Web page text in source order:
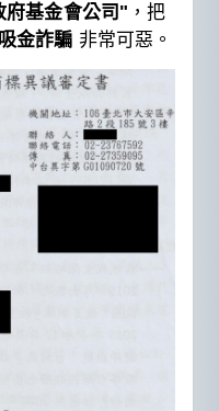
府基金會公司" ，把
金詐騙 非常可惡。